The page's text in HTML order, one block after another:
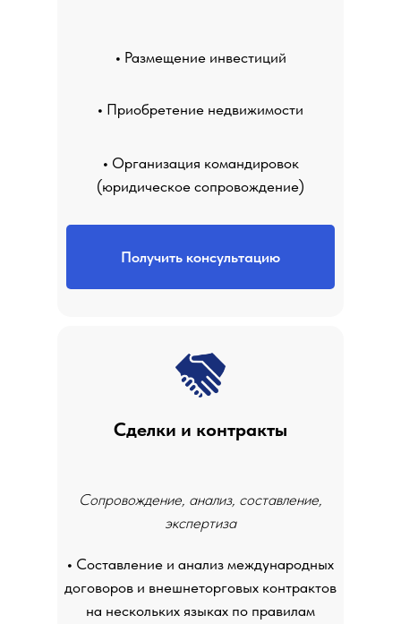
• Составление и анализ международных
договоров и внешнеторговых контрактов
на нескольких языках по правилам
Сделки и контракты
Сопровождение, анализ, составление,
экспертиза
• Организация командировок
(юридическое сопровождение)
• Приобретение недвижимости
• Размещение инвестиций
Получить консультацию